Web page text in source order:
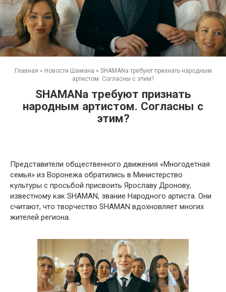
Главная » Новости Шамана » SHAMANа требуют признать народным
артистом. Согласны с этим?
SHAMANа требуют признать
народным артистом. Согласны с
этим?
Представители общественного движения «Многодетная
семья» из Воронежа обратились в Министерство
культуры с просьбой присвоить Ярославу Дронову,
известному как SHAMAN, звание Народного артиста. Они
считают, что творчество SHAMAN вдохновляет многих
жителей региона.